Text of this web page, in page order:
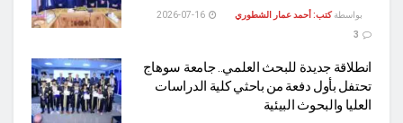
بواسطة كتب: أحمد عمار الشطوري
انطلاقة جديدة للبحث العلمي.. جامعة سوهاج
تحتفل بأول دفعة من باحثي كلية الدراسات
العليا والبحوث البيئية